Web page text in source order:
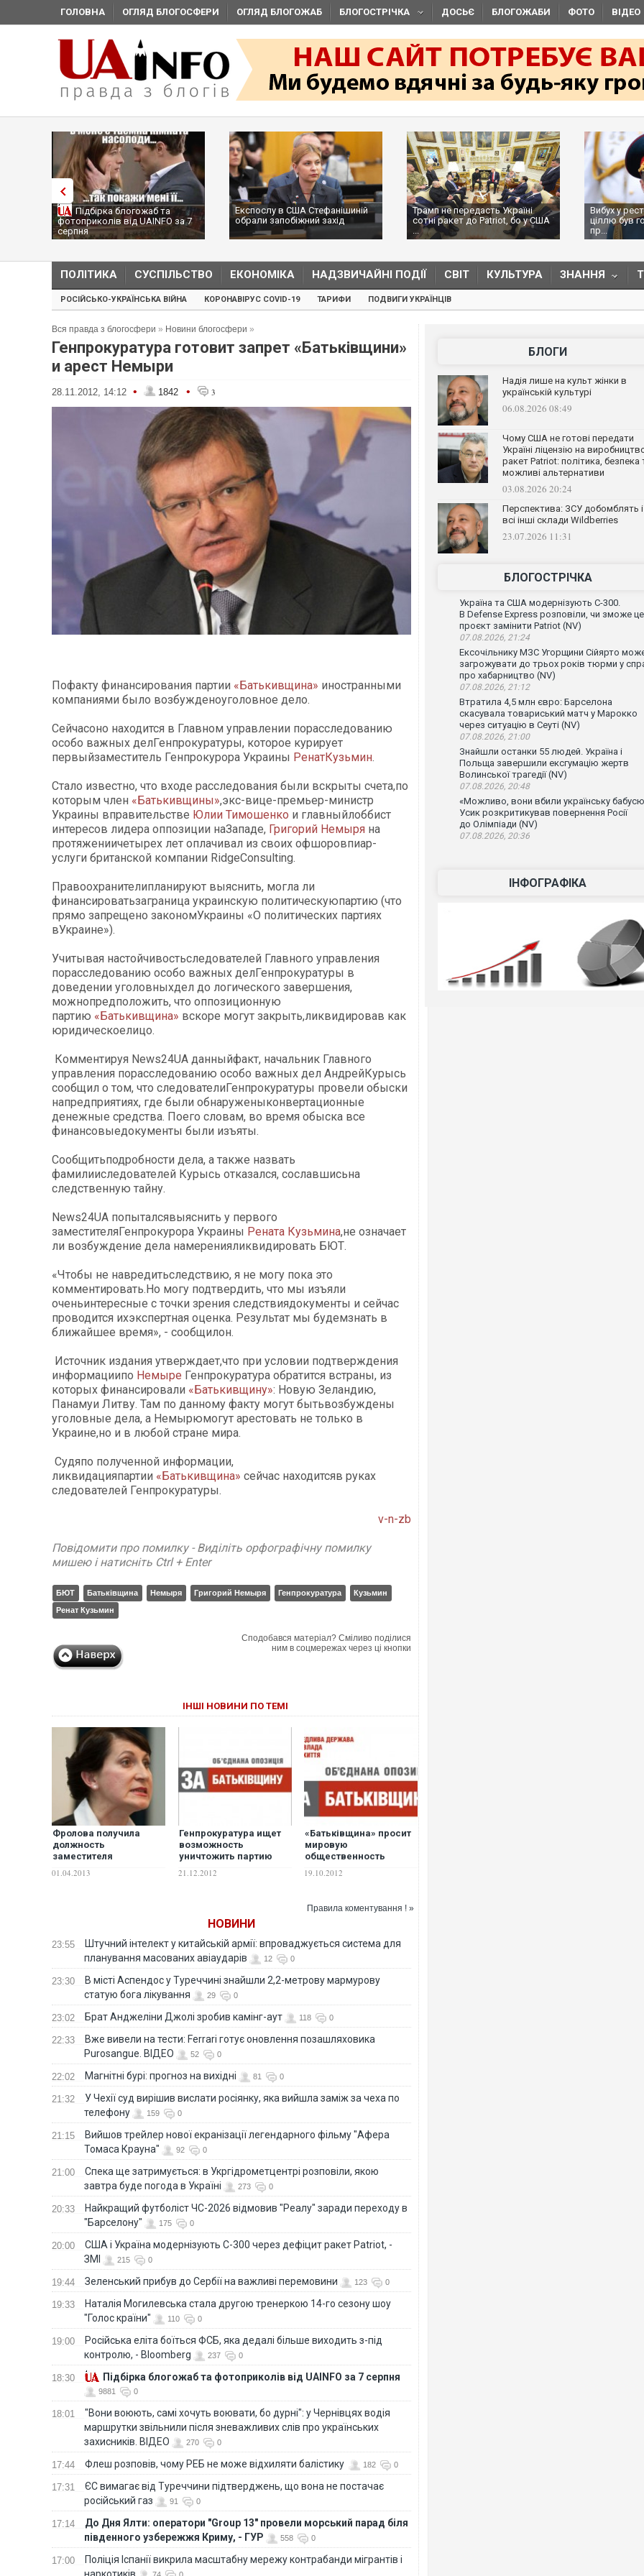
ГОЛОВНА ОГЛЯД БЛОГОСФЕРИ ОГЛЯД БЛОГОЖАБ БЛОГОСТРІЧКА ДОСЬЄ БЛОГОЖАБИ ФОТО ВІДЕО
Підбірка блогожаб та
фотоприколів від UAINFO за 7
серпня
Експослу в США Стефанішиній
обрали запобіжний захід
Трамп не передасть Україні
сотні ракет до Patriot, бо у США
...
Вибух у
ціллю був
пр...
ПОЛІТИКА СУСПІЛЬСТВО ЕКОНОМІКА НАДЗВИЧАЙНІ ПОДІЇ СВІТ КУЛЬТУРА ЗНАННЯ
РОСІЙСЬКО-УКРАЇНСЬКА ВІЙНА КОРОНАВІРУС COVID-19 ТАРИФИ ПОДВИГИ УКРАЇНЦІВ
Вся правда з блогосфери » Новини блогосфери »
Генпрокуратура готовит запрет «Батьківщини»
и арест Немыри
28.11.2012, 14:12 • 1842 • 3
Пофакту финансирования партии «Батькивщина» иностранными
компаниями было возбужденоуголовное дело.
Сейчасоно находится в Главном управлении порасследованию
особо важных делГенпрокуратуры, которое курирует
первыйзаместитель Генпрокурора Украины РенатКузьмин.
Стало известно, что входе расследования были вскрыты счета,по
которым член «Батькивщины»,экс-вице-премьер-министр
Украины вправительстве Юлии Тимошенко и главныйлоббист
интересов лидера оппозиции наЗападе, Григорий Немыря на
протяжениичетырех лет оплачивал из своих офшоровпиар-
услуги британской компании RidgeConsulting.
Правоохранителипланируют выяснить, могла ли
финансироватьзаграница украинскую политическуюпартию (что
прямо запрещено закономУкраины «О политических партиях
вУкраине»).
Учитывая настойчивостьследователей Главного управления
порасследованию особо важных делГенпрокуратуры в
доведении уголовныхдел до логического завершения,
можнопредположить, что оппозиционную
партию «Батькивщина» вскоре могут закрыть,ликвидировав как
юридическоелицо.
Комментируя News24UA данныйфакт, начальник Главного
управления порасследованию особо важных дел АндрейКурысь
сообщил о том, что следователиГенпрокуратуры провели обыски
напредприятиях, где были обнаруженыконвертационные
денежные средства. Поего словам, во время обыска все
финансовыедокументы были изъяты.
Сообщитьподробности дела, а также назвать
фамилииследователей Курысь отказался, сославшисьна
следственную тайну.
News24UA попыталсявыяснить у первого
заместителяГенпрокурора Украины Рената Кузьмина,не означает
ли возбуждение дела намеренияликвидировать БЮТ.
«Чтобы не навредитьследствию, я не могу пока это
комментировать.Но могу подтвердить, что мы изъяли
оченьинтересные с точки зрения следствиядокументы и сейчас
проводится ихэкспертная оценка. Результат мы будемзнать в
ближайшее время», - сообщилон.
Источник издания утверждает,что при условии подтверждения
информациипо Немыре Генпрокуратура обратится встраны, из
которых финансировали «Батькивщину»: Новую Зеландию,
Панамуи Литву. Там по данному факту могут бытьвозбуждены
уголовные дела, а Немырюмогут арестовать не только в
Украине,но и в любой стране мира.
Судяпо полученной информации,
ликвидацияпартии «Батькивщина» сейчас находитсяв руках
следователей Генпрокуратуры.
v-n-zb
Повідомити про помилку - Виділіть орфографічну помилку
мишею і натисніть Ctrl + Enter
БЮТ Батьківщина Немыря Григорий Немыря Генпрокуратура
Кузьмин
Ренат Кузьмин
Сподобався матеріал? Сміливо поділися
ним в соцмережах через ці кнопки
ІНШІ НОВИНИ ПО ТЕМІ
Фролова получила
должность
заместителя
лизоблюдие перед
01.04.2013
Генпрокуратура ищет
возможность
уничтожить партию
21.12.2012
«Батьківщина» просит
мировую
общественность
оппозицию в борьбе с
19.10.2012
Правила коментування ! »
НОВИНИ
23:55
Штучний інтелект у китайській армії: впроваджується система для
планування масованих авіаударів
12 0
23:30
В місті Аспендос у Туреччині знайшли 2,2-метрову мармурову
статую бога лікування
29 0
23:02 Брат Анджеліни Джолі зробив камінг-аут 118 0
22:33
Вже вивели на тести: Ferrari готує оновлення позашляховика
Purosangue. ВІДЕО
52 0
22:02 Магнітні бурі: прогноз на вихідні 81 0
21:32
У Чехії суд вирішив вислати росіянку, яка вийшла заміж за чеха по
телефону
159 0
21:15
Вийшов трейлер нової екранізації легендарного фільму "Афера
Томаса Крауна"
92 0
21:00
Спека ще затримується: в Укргідрометцентрі розповіли, якою
завтра буде погода в Україні
273 0
20:33
Найкращий футболіст ЧС-2026 відмовив "Реалу" заради переходу в
"Барселону"
175 0
20:00
США і Україна модернізують С-300 через дефіцит ракет Patriot, -
ЗМІ
215 0
19:44 Зеленський прибув до Сербії на важливі перемовини 123 0
19:33
Наталія Могилевська стала другою тренеркою 14-го сезону шоу
"Голос країни"
110 0
19:00
Російська еліта боїться ФСБ, яка дедалі більше виходить з-під
контролю, - Bloomberg
237 0
18:30 Підбірка блогожаб та фотоприколів від UAINFO за 7 серпня
9881 0
18:01
"Вони воюють, самі хочуть воювати, бо дурні": у Чернівцях водія
маршрутки звільнили після зневажливих слів про українських
захисників. ВІДЕО
270 0
17:44 Флеш розповів, чому РЕБ не може відхиляти балістику 182 0
17:31
ЄС вимагає від Туреччини підтверджень, що вона не постачає
російський газ
91 0
17:14
До Дня Ялти: оператори "Group 13" провели морський парад біля
південного узбережжя Криму, - ГУР
558 0
17:00
Поліція Іспанії викрила масштабну мережу контрабанди мігрантів і
БЛОГИ
Надія лише на культ жінки в
українській культурі
06.08.2026 08:49
Чому США не готові передати
Україні ліцензію на
ракет Patriot: політика, безпека
можливі альтернативи
03.08.2026 20:24
Перспектива: ЗСУ добомблять і
всі інші склади Wildberries
23.07.2026 11:31
БЛОГОСТРІЧКА
Україна та США модернізують С-300.
В Defense Express розповіли, чи зможе
проєкт замінити Patriot (NV)
07.08.2026, 21:24
Ексочільнику МЗС Угорщини Сійярто
загрожувати до трьох років тюрми у
про хабарництво (NV)
07.08.2026, 21:12
Втратила 4,5 млн євро: Барселона
скасувала товариський матч у Марокко
через ситуацію в Сеуті (NV)
07.08.2026, 21:00
Знайшли останки 55 людей. Україна і
Польща завершили ексгумацію жертв
Волинської трагедії (NV)
07.08.2026, 20:48
«Можливо, вони вбили українську
Усик розкритикував повернення Росії
до Олімпіади (NV)
07.08.2026, 20:36
ІНФОГРАФІКА